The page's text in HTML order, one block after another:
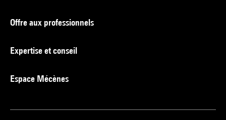
Offre aux professionnels
Expertise et conseil
Espace Mécènes